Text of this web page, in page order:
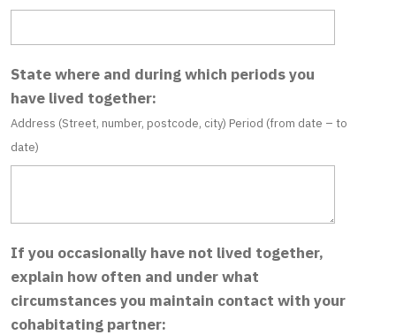
State where and during which periods you
have lived together:
Address (Street, number, postcode, city) Period (from date – to
date)
If you occasionally have not lived together,
explain how often and under what
circumstances you maintain contact with your
cohabitating partner: